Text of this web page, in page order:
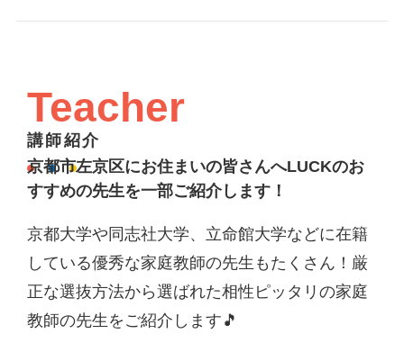
Teacher
講師紹介
京都市左京区にお住まいの皆さんへLUCKのお
すすめの先生を一部ご紹介します！
京都大学や同志社大学、立命館大学などに在籍
している優秀な家庭教師の先生もたくさん！厳
正な選抜方法から選ばれた相性ピッタリの家庭
教師の先生をご紹介します🎵